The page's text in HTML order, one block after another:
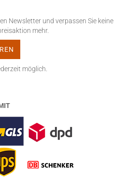
Newsletter und verpassen Sie keine
mehr.
möglich.